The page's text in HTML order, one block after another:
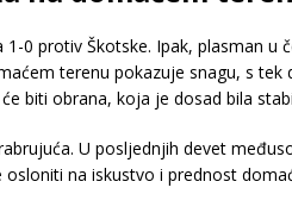
0 protiv Škotske. Ipak, plasman u
terenu pokazuje snagu, s tek
biti obrana, koja je dosad bila
U posljednjih devet
na iskustvo i prednost